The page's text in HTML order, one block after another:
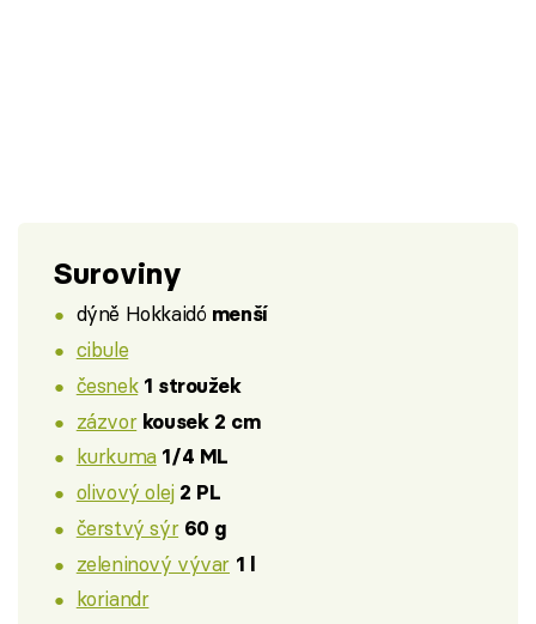
Suroviny
dýně Hokkaidó menší
cibule
česnek 1 stroužek
zázvor kousek 2 cm
kurkuma 1/4 ML
olivový olej 2 PL
čerstvý sýr 60 g
zeleninový vývar 1 l
koriandr